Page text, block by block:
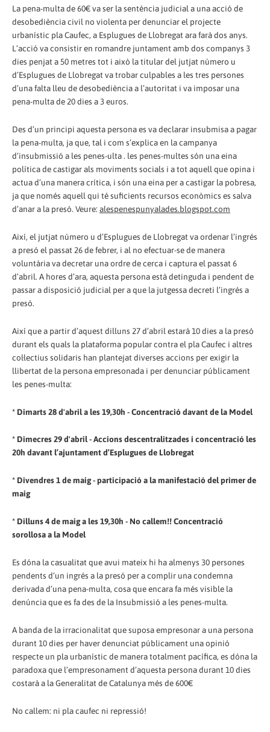
La pena-multa de 60€ va ser la sentència judicial a una acció de
desobediència civil no violenta per denunciar el projecte
urbanístic pla Caufec, a Esplugues de Llobregat ara farà dos anys.
L’acció va consistir en romandre juntament amb dos companys 3
dies penjat a 50 metres tot i això la titular del jutjat número u
d’Esplugues de Llobregat va trobar culpables a les tres persones
d’una falta lleu de desobediència a l’autoritat i va imposar una
pena-multa de 20 dies a 3 euros.
Des d’un principi aquesta persona es va declarar insubmisa a pagar
la pena-multa, ja que, tal i com s’explica en la campanya
d’insubmissió a les penes-ulta . les penes-multes són una eina
política de castigar als moviments socials i a tot aquell que opina i
actua d’una manera crítica, i són una eina per a castigar la pobresa,
ja que només aquell qui té suficients recursos econòmics es salva
d’anar a la presó. Veure: alespenespunyalades.blogspot.com
Així, el jutjat número u d’Esplugues de Llobregat va ordenar l’ingrés
a presó el passat 26 de febrer, i al no efectuar-se de manera
voluntària va decretar una ordre de cerca i captura el passat 6
d’abril. A hores d’ara, aquesta persona està detinguda i pendent de
passar a disposició judicial per a que la jutgessa decreti l’ingrés a
presó.
Així que a partir d’aquest dilluns 27 d’abril estarà 10 dies a la presó
durant els quals la plataforma popular contra el pla Caufec i altres
col·lectius solidaris han plantejat diverses accions per exigir la
llibertat de la persona empresonada i per denunciar públicament
les penes-multa:
* Dimarts 28 d'abril a les 19,30h - Concentració davant de la Model
* Dimecres 29 d'abril - Accions descentralitzades i concentració les
20h davant l’ajuntament d’Esplugues de Llobregat
* Divendres 1 de maig - participació a la manifestació del primer de
maig
* Dilluns 4 de maig a les 19,30h - No callem!! Concentració
sorollosa a la Model
Es dóna la casualitat que avui mateix hi ha almenys 30 persones
pendents d’un ingrés a la presó per a complir una condemna
derivada d’una pena-multa, cosa que encara fa més visible la
denúncia que es fa des de la Insubmissió a les penes-multa.
A banda de la irracionalitat que suposa empresonar a una persona
durant 10 dies per haver denunciat públicament una opinió
respecte un pla urbanístic de manera totalment pacífica, es dóna la
paradoxa que l’empresonament d’aquesta persona durant 10 dies
costarà a la Generalitat de Catalunya més de 600€
No callem: ni pla caufec ni repressió!